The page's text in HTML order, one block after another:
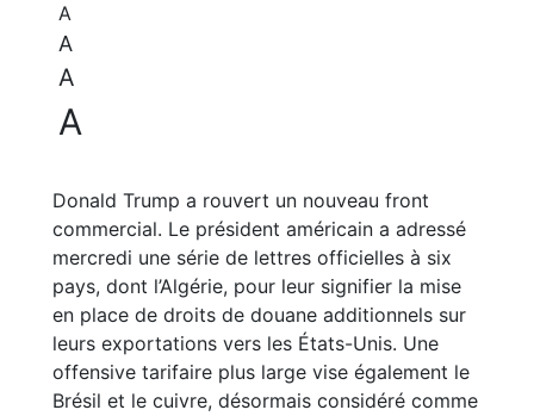
A
A
A
A
Donald Trump a rouvert un nouveau front
commercial. Le président américain a adressé
mercredi une série de lettres officielles à six
pays, dont l’Algérie, pour leur signifier la mise
en place de droits de douane additionnels sur
leurs exportations vers les États-Unis. Une
offensive tarifaire plus large vise également le
Brésil et le cuivre, désormais considéré comme